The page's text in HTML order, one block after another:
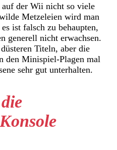
auf der Wii nicht so viele
Metzeleien wird man
ist falsch zu behaupten,
generell nicht erwachsen.
Titeln, aber die
den Minispiel-Plagen mal
sehr gut unterhalten.